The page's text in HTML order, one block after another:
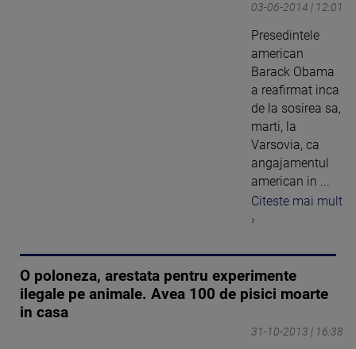
03-06-2014 | 12:01
Presedintele
american
Barack Obama
a reafirmat inca
de la sosirea sa,
marti, la
Varsovia, ca
angajamentul
american in ...
Citeste mai mult
›
O poloneza, arestata pentru experimente
ilegale pe animale. Avea 100 de pisici moarte
in casa
31-10-2013 | 16:38